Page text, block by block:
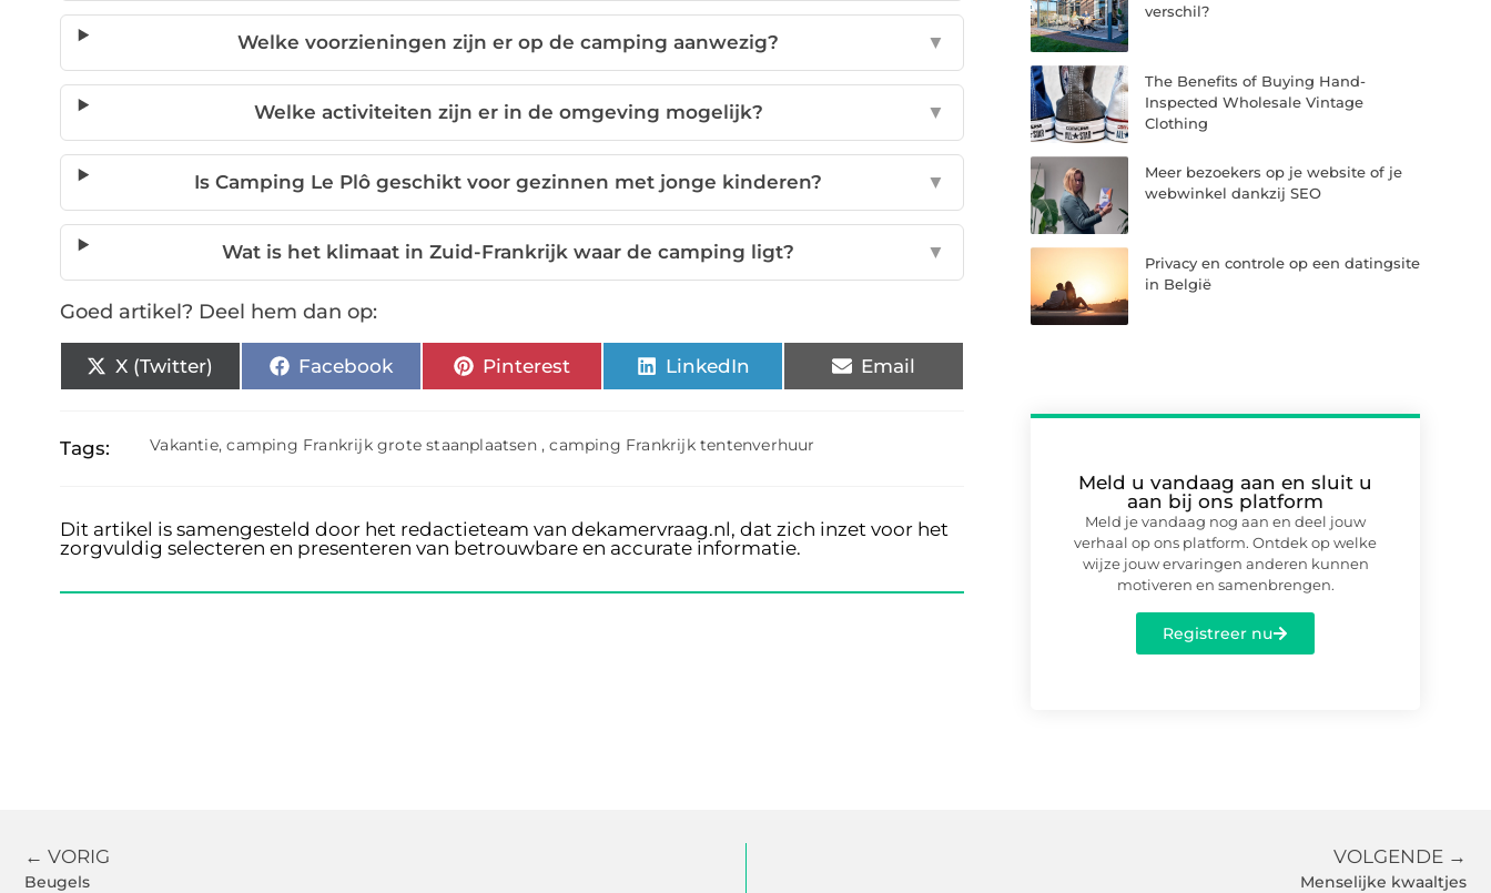
Welke voorzieningen zijn er op de camping aanwezig? ▼
Welke activiteiten zijn er in de omgeving mogelijk? ▼
Is Camping Le Plô geschikt voor gezinnen met jonge kinderen? ▼
Wat is het klimaat in Zuid-Frankrijk waar de camping ligt? ▼
Goed artikel? Deel hem dan op:
X (Twitter) Facebook Pinterest LinkedIn Email
Tags: Vakantie,camping Frankrijk grote staanplaatsen,camping Frankrijk tentenverhuur
Dit artikel is samengesteld door het redactieteam van dekamervraag.nl, dat zich inzet voor het
zorgvuldig selecteren en presenteren van betrouwbare en accurate informatie.
verschil?
The Benefits of Buying Hand-
Inspected Wholesale Vintage
Clothing
Meer bezoekers op je website of je
webwinkel dankzij SEO
Privacy en controle op een datingsite
in België
Meld u vandaag aan en sluit u
aan bij ons platform
Meld je vandaag nog aan en deel jouw
verhaal op ons platform. Ontdek op welke
wijze jouw ervaringen anderen kunnen
motiveren en samenbrengen.
Registreer nu
← VORIG
Beugels
VOLGENDE →
Menselijke kwaaltjes